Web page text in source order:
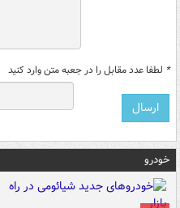
* لطفا عدد مقابل را در جعبه متن وارد کنید
خودرو